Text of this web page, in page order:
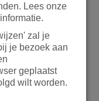
€ 100
en betaal
Lees onze
zal je
je bezoek aan
geplaatst
wilt worden.